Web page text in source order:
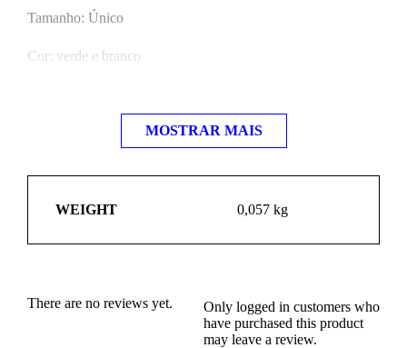
Tamanho: Único
Cor: verde e branco
MOSTRAR MAIS
WEIGHT 0,057 kg
There are no reviews yet.
Only logged in customers who
have purchased this product
may leave a review.